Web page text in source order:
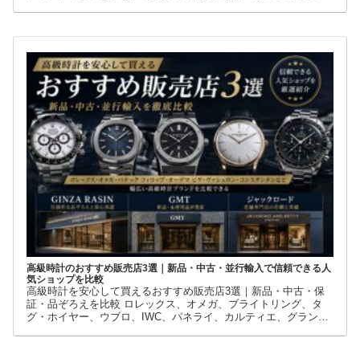
高級時計のおすすめ販売店3選｜新品・中古・並行輸入で信頼できる人
気ショップを比較
高級時計を安心して買えるおすすめ販売店3選｜新品・中古・保
証・品ぞろえを比較 ロレックス、オメガ、ブライトリング、タ
グ・ホイヤー、ウブロ、IWC、パネライ、カルティエ、グランド